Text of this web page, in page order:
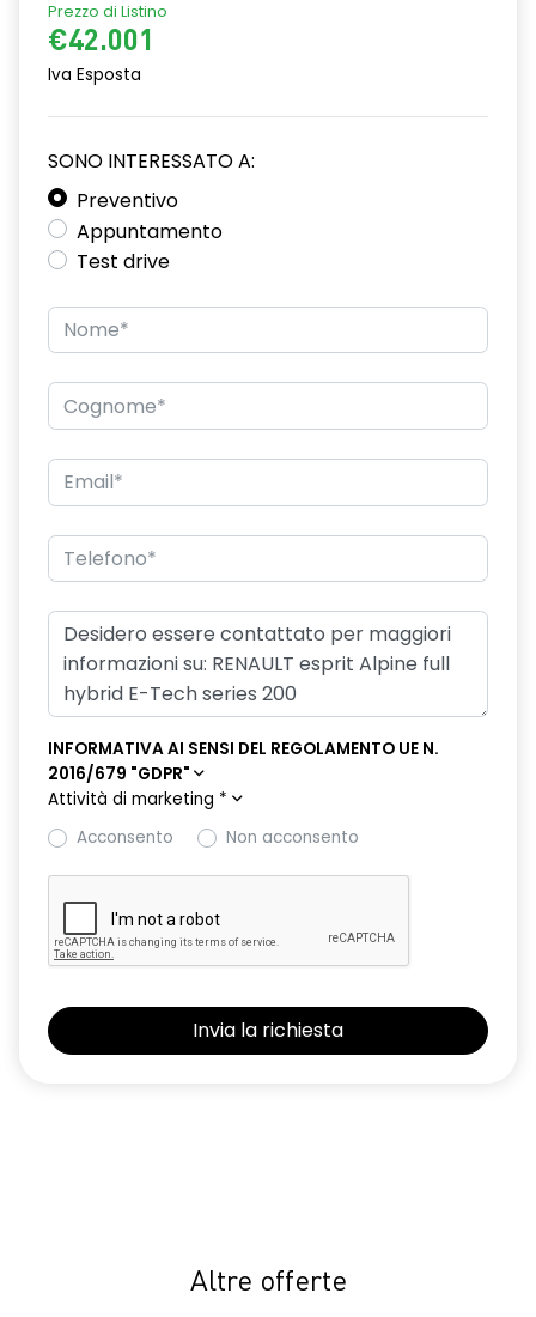
Prezzo di Listino
€42.001
Iva Esposta
SONO INTERESSATO A:
Preventivo
Appuntamento
Test drive
INFORMATIVA AI SENSI DEL REGOLAMENTO UE N.
2016/679 "GDPR"
Attività di marketing *
Acconsento
Non acconsento
Altre offerte